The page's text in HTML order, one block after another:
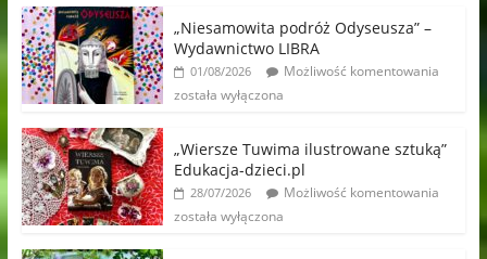
„Niesamowita podróż Odyseusza” –
Wydawnictwo LIBRA
01/08/2026
Możliwość komentowania
została wyłączona
„Wiersze Tuwima ilustrowane sztuką”
Edukacja-dzieci.pl
28/07/2026
Możliwość komentowania
została wyłączona